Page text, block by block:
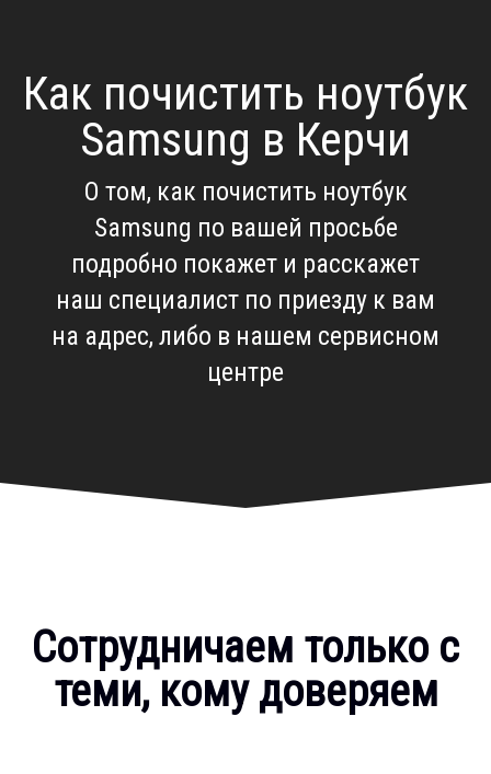
Как почистить ноутбук
Samsung в Керчи
О том, как почистить ноутбук
Samsung по вашей просьбе
подробно покажет и расскажет
наш специалист по приезду к вам
на адрес, либо в нашем сервисном
центре
Сотрудничаем только с
теми, кому доверяем